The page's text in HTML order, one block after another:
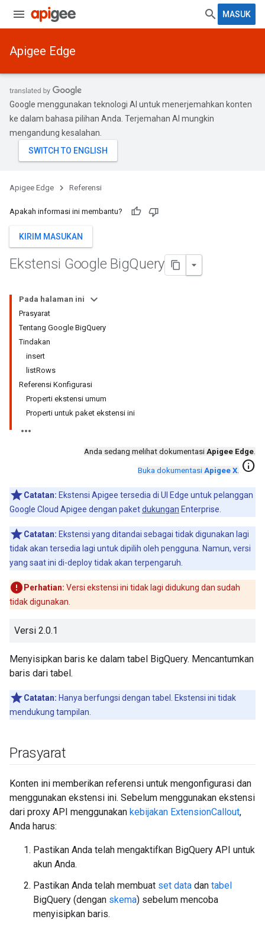
MASUK
Apigee Edge
Google menggunakan teknologi AI untuk menerjemahkan konten
ke dalam bahasa pilihan Anda. Terjemahan AI mungkin
mengandung kesalahan.
Apigee Edge Referensi
Apakah informasi ini membantu?
KIRIM MASUKAN
Ekstensi Google BigQuery
Pada halaman ini
Prasyarat
Tentang Google BigQuery
Tindakan
insert
listRows
Referensi Konfigurasi
Properti ekstensi umum
Properti untuk paket ekstensi ini
Anda sedang melihat dokumentasi Apigee Edge.
Buka dokumentasi Apigee X. info
Catatan: Ekstensi Apigee tersedia di UI Edge untuk pelanggan
Google Cloud Apigee dengan paketdukungan Enterprise.
Catatan: Ekstensi yang ditandai sebagai tidak digunakan lagi
tidak akan tersedia lagi untuk dipilih oleh pengguna. Namun, versi
yang saat ini di-deploy tidak akan terpengaruh.
Perhatian: Versi ekstensi ini tidak lagi didukung dan sudah
tidak digunakan.
Versi 2.0.1
Menyisipkan baris ke dalam tabel BigQuery. Mencantumkan
baris dari tabel.
Catatan: Hanya berfungsi dengan tabel. Ekstensi ini tidak
mendukung tampilan.
Prasyarat
Konten ini memberikan referensi untuk mengonfigurasi dan
menggunakan ekstensi ini. Sebelum menggunakan ekstensi
dari proxy API menggunakan kebijakan ExtensionCallout,
Anda harus:
Pastikan Anda telah mengaktifkan BigQuery API untuk
akun Anda.
Pastikan Anda telah membuat set data dan tabel
BigQuery (dengan skema) sebelum mencoba
menyisipkan baris.